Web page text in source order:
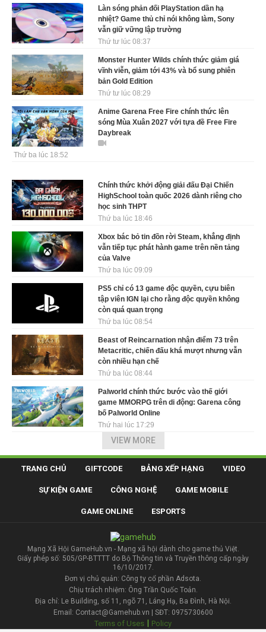
Làn sóng phản đối PlayStation dần hạ
nhiệt? Game thủ chỉ nói không làm, Sony
vẫn giữ vững lập trường
Thứ tư lúc 08:37
Monster Hunter Wilds chính thức giảm giá
vĩnh viễn, giảm tới 43% và bổ sung phiên
bản Gold Edition
Thứ tư lúc 08:29
Anime Garena Free Fire chính thức lên
sóng Mùa Xuân 2027 với tựa đề Free Fire
Daybreak
Thứ ba lúc 18:52
Chính thức khởi động giải đấu Đại Chiến
HighSchool toàn quốc 2026 dành riêng cho
học sinh THPT
Thứ ba lúc 18:46
Xbox bác bỏ tin đồn rời Steam, khẳng định
vẫn tiếp tục phát hành game trên nền tảng
của Valve
Thứ ba lúc 09:09
PS5 chỉ có 13 game độc quyền, cựu biên
tập viên IGN lại cho rằng độc quyền không
còn quá quan trọng
Thứ ba lúc 08:54
Beast of Reincarnation nhận điểm 73 trên
Metacritic, chiến đấu khá mượt nhưng vẫn
còn nhiều hạn chế
Thứ ba lúc 08:44
Palworld chính thức bước vào thế giới
game MMORPG trên di động: Garena công
bố Palworld Online
Thứ hai lúc 17:29
VIEW MORE
TRANG CHỦ GIFTCODE BẢNG XẾP HẠNG VIDEO
SỰ KIỆN GAME CÔNG NGHỆ GAME MOBILE
GAME ONLINE ESPORTS
Mạng Xã Hội GameHub.vn - Mạng xã hội dành cho game thủ Việt.
Giấy phép số: 505/GP-BTTTT do Bộ Thông tin và Truyền thông cấp ngày
16/10/2017.
Đơn vị chủ quản: Công ty cổ phần Adsota.
Chịu trách nhiệm: Ông Trần Quốc Toản.
Địa chỉ: Le Building, số 11, ngõ 71, Láng Hạ, Ba Đình, Hà Nội.
Email: Contact@Gamehub.vn | SĐT: 0975730600
Terms of Uses | Policy